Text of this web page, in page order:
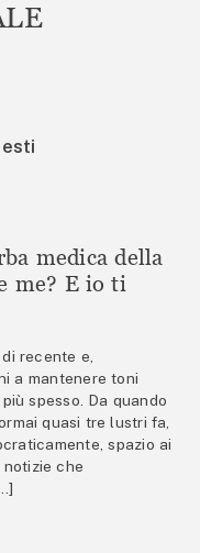
medica della
me? E io ti
recente e,
a mantenere toni
spesso. Da quando
quasi tre lustri fa,
spazio ai
che